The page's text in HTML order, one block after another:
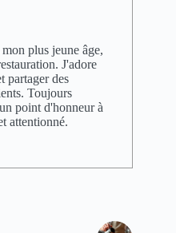
plus jeune âge,
J'adore
partager des
Toujours
point d'honneur à
attentionné.